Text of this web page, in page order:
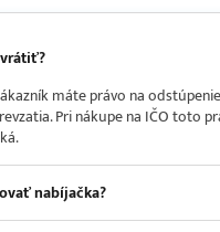
máte právo na
Pri nákupe na IČO toto
nabíjačka?